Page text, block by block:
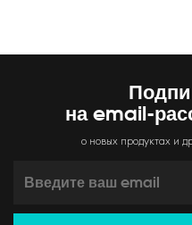
на email-
о новых продуктах и